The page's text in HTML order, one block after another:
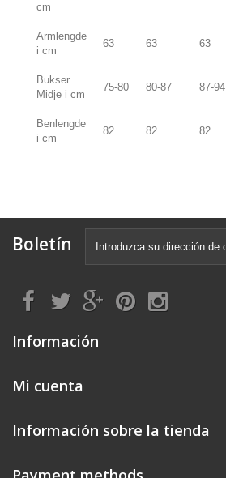
cm
Armlengde
i cm
63 63 63
Bukser
Midje i cm
75-80 80-87 87-94
Benlengde
i cm
82 82 82
Boletín
Información
Mi cuenta
Información sobre la tienda